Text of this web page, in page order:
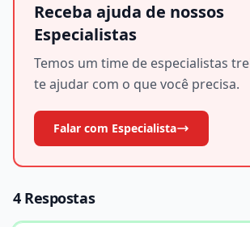
Receba ajuda de nossos
Especialistas
Temos um time de especialistas
te ajudar com o que você precisa.
Falar com Especialista
4 Respostas